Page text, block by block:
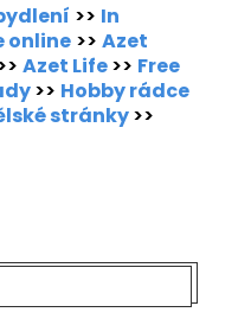
>> In
online >> Azet
Azet Life>> Free
>> Hobby rádce
stránky>>